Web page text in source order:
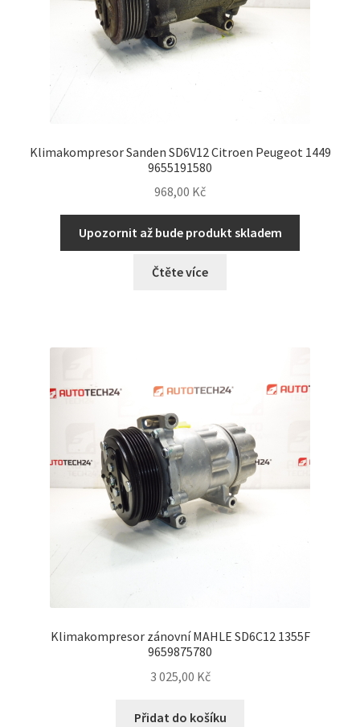
Klimakompresor Sanden SD6V12 Citroen Peugeot 1449
9655191580
968,00 Kč
Upozornit až bude produkt skladem
Čtěte více
Klimakompresor zánovní MAHLE SD6C12 1355F
9659875780
3 025,00 Kč
Přidat do košíku